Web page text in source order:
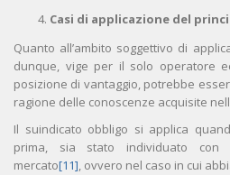
Casi di applicazione del
Quanto all’ambito soggettivo di
dunque, vige per il solo operatore
posizione di vantaggio, potrebbe
ragione delle conoscenze acquisite
Il suindicato obbligo si applica
prima, sia stato individuato
mercato[11], ovvero nel caso in cui